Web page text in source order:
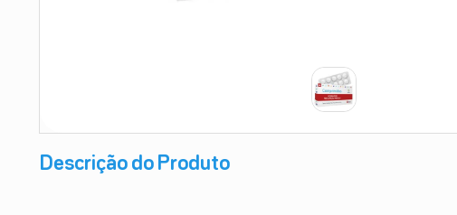
Descrição do Produto